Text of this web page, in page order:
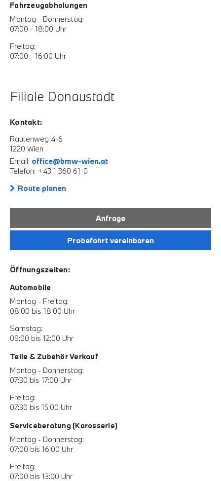
Fahrzeugabholungen
Montag - Donnerstag:
07:00 - 18:00 Uhr
Freitag:
07:00 - 16:00 Uhr
Filiale Donaustadt
Kontakt:
Rautenweg 4-6
1220 Wien
Email: office@bmw-wien.at
Telefon: +43 1 360 61-0
Route planen
Anfrage
Probefahrt vereinbaren
Öffnungszeiten:
Automobile
Montag - Freitag:
08:00 bis 18:00 Uhr
Samstag:
09:00 bis 12:00 Uhr
Teile & Zubehör Verkauf
Montag - Donnerstag:
07:30 bis 17:00 Uhr
Freitag:
07:30 bis 15:00 Uhr
Serviceberatung (Karosserie)
Montag - Donnerstag:
07:00 bis 16:00 Uhr
Freitag:
07:00 bis 13:00 Uhr